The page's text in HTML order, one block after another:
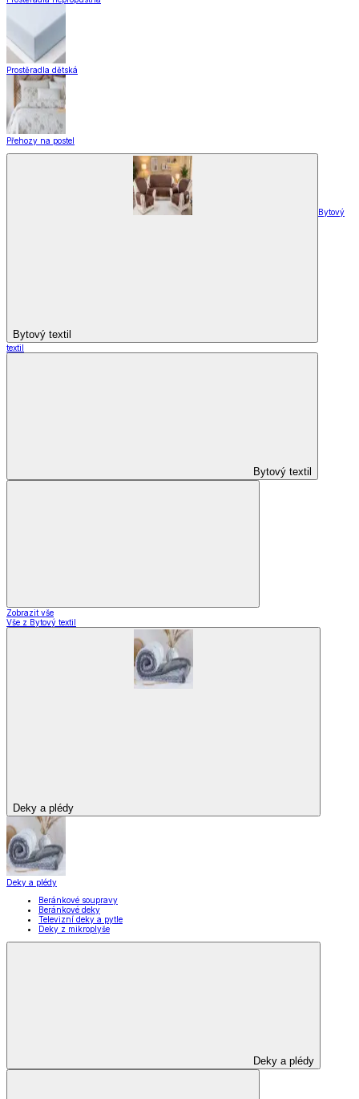
Prostěradla dětská
Přehozy na postel
Bytový textil
Bytový
textil
Bytový textil
Zobrazit vše
Vše z Bytový textil
Deky a plédy
Deky a plédy
Beránkové soupravy
Beránkové deky
Televizní deky a pytle
Deky z mikroplyše
Deky a plédy